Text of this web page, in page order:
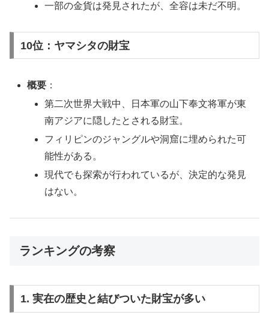
一部の金貨は発見されたが、全容は未だ不明。
10位：ヤマシタの財宝
概要 ：
第二次世界大戦中、日本軍の山下奉文将軍が東
南アジアに隠したとされる財宝。
フィリピンのジャングルや洞窟に埋められた可
能性がある。
現代でも探索が行われているが、決定的な発見
はない。
ランキングの考察
1. 実在の歴史と結びついた財宝が多い